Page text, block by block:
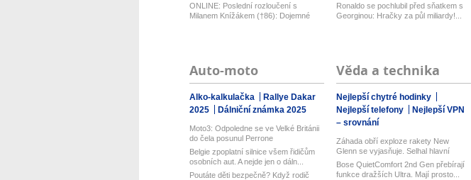
ONLINE: Poslední rozloučení s
Milanem Knížákem (†86): Dojemné
Ronaldo se pochlubil před sňatkem s
Georginou: Hračky za půl miliardy!...
Auto-moto
Alko-kalkulačka
Rallye Dakar
2025
Dálniční známka 2025
Moto3: Odpoledne se ve Velké Británii
do čela posunul Perrone
Belgie zpoplatní silnice všem řidičům
osobních aut. A nejde jen o dáln...
Poutáte děti bezpečně? Když rodič
Věda a technika
Nejlepší chytré hodinky
Nejlepší telefony
Nejlepší VPN
– srovnání
Záhada obří exploze rakety New
Glenn se vyjasňuje. Selhal hlavní
venti...
Bose QuietComfort 2nd Gen přebírají
funkce dražších Ultra. Mají prosto...